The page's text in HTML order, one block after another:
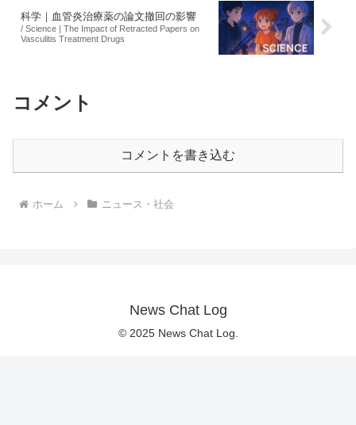
科学｜血管炎治療薬の論文撤回の影響
/ Science | The Impact of Retracted Papers on
Vasculitis Treatment Drugs
コメント
コメントを書き込む
ホーム ニュース・社会
News Chat Log
© 2025 News Chat Log.